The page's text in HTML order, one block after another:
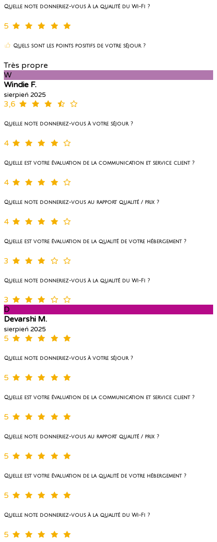
Quelle note donneriez-vous à la qualité du Wi-Fi ?
5
Quels sont les points positifs de votre séjour ?
Très propre
W
Windie F.
sierpień 2025
3,6
Quelle note donneriez-vous à votre séjour ?
4
Quelle est votre évaluation de la communication et service client ?
4
Quelle note donneriez-vous au rapport qualité / prix ?
4
Quelle est votre évaluation de la qualité de votre hébergement ?
3
Quelle note donneriez-vous à la qualité du Wi-Fi ?
3
D
Devarshi M.
sierpień 2025
5
Quelle note donneriez-vous à votre séjour ?
5
Quelle est votre évaluation de la communication et service client ?
5
Quelle note donneriez-vous au rapport qualité / prix ?
5
Quelle est votre évaluation de la qualité de votre hébergement ?
5
Quelle note donneriez-vous à la qualité du Wi-Fi ?
5